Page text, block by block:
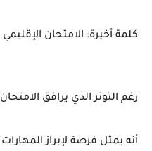
كلمة أخيرة: الامتحان الإقليمي
رغم التوترالذي يرافق الامتحان
أنه يمثل فرصة لإبرازالمهارات